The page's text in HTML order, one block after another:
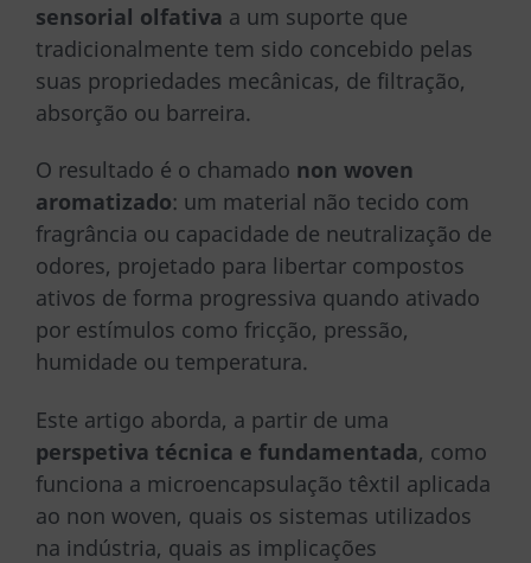
sensorial olfativa a um suporte que
tradicionalmente tem sido concebido pelas
suas propriedades mecânicas, de filtração,
absorção ou barreira.
O resultado é o chamado non woven
aromatizado: um material não tecido com
fragrância ou capacidade de neutralização de
odores, projetado para libertar compostos
ativos de forma progressiva quando ativado
por estímulos como fricção, pressão,
humidade ou temperatura.
Este artigo aborda, a partir de uma
perspetiva técnica e fundamentada, como
funciona a microencapsulação têxtil aplicada
ao non woven, quais os sistemas utilizados
na indústria, quais as implicações